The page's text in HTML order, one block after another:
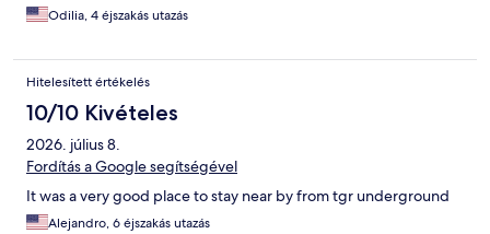
Odilia, 4 éjszakás utazás
Hitelesített értékelés
10/10 Kivételes
2026. július 8.
Fordítás a Google segítségével
It was a very good place to stay near by from tgr underground
Alejandro, 6 éjszakás utazás